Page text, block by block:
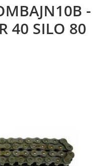
-
40 SILO 80